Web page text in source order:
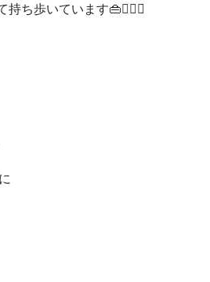
ち歩いています👜🚶🏻‍♂️